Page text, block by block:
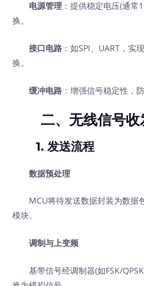
电源管理 ：提供稳定电压(通常
换。
接口电路 ：如SPI、UART，实
换。
缓冲电路 ：增强信号稳定性，
二、无线信号
1.发送流程
数据预处理
MCU将待发送数据封装为数据
模块。
调制与上变频
基带信号经调制器(如FSK/